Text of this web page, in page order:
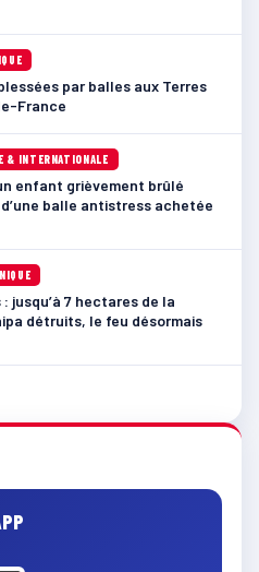
par balles aux Terres
France
& INTERNATIONALE
enfant grièvement brûlé
d’une balle antistress achetée
jusqu’à 7 hectares de la
détruits, le feu désormais